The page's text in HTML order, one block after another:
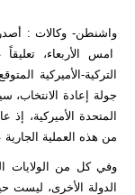
امس الأربعاء،
التركية-الأميركية
جولة إعادة الانتخاب،
المتحدة الأميركية،
من هذه العملية
وفي كل من الولايات
الدولة الأخرى، ليست